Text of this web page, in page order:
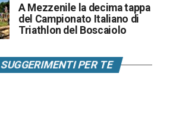
A Mezzenile la decima tappa
del Campionato Italiano di
Triathlon del Boscaiolo
SUGGERIMENTI PER TE